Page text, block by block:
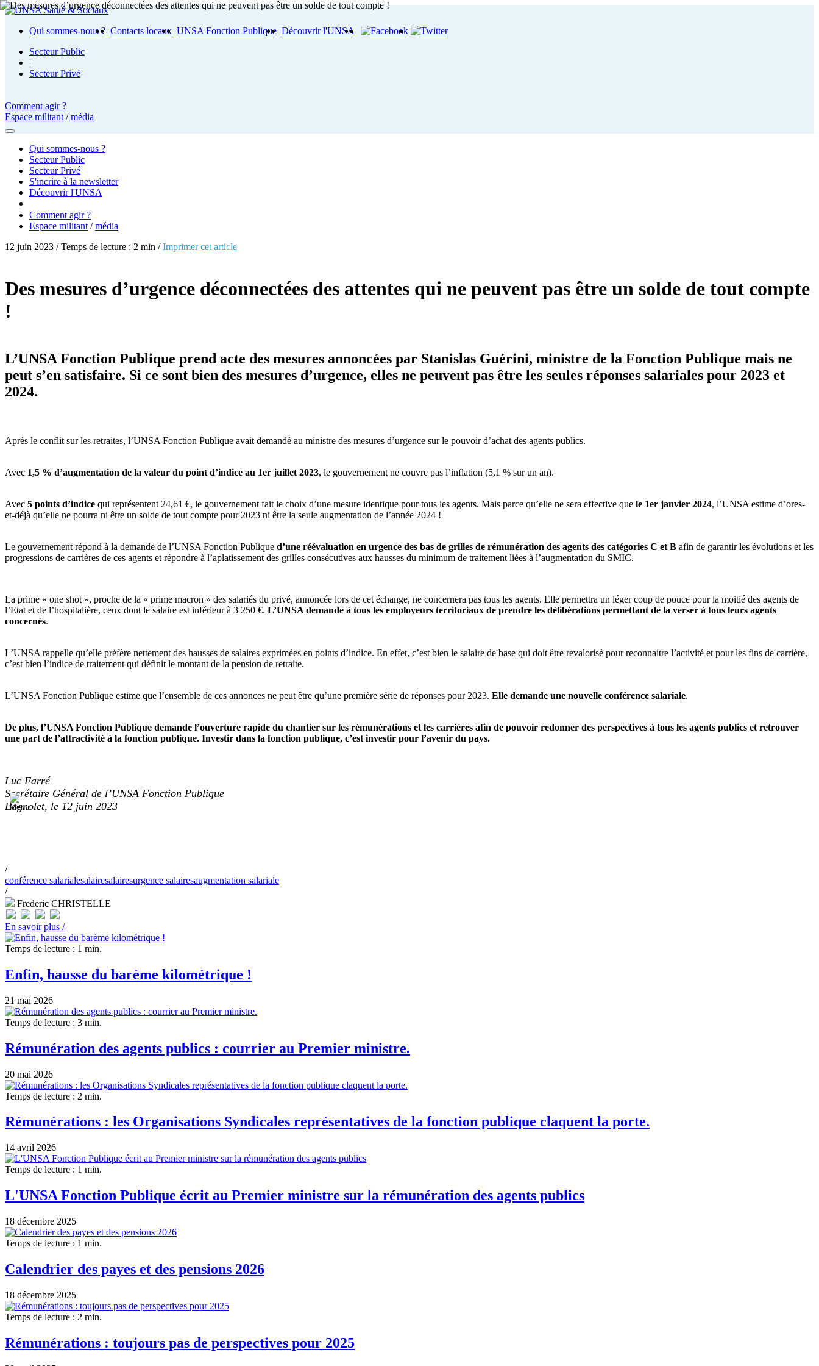
Qui sommes-nous ? Contacts locaux UNSA Fonction Publique Découvrir l'UNSA
Secteur Public
|
Secteur Privé
Comment agir ?
Espace militant /média
Qui sommes-nous ?
Secteur Public
Secteur Privé
S'incrire à la newsletter
Découvrir l'UNSA
Comment agir ?
Espace militant /média
12 juin 2023 / Temps de lecture : 2 min /Imprimer cet article
Des mesures d’urgence déconnectées des attentes qui ne peuvent pas être un solde de tout compte
!
L’UNSA Fonction Publique prend acte des mesures annoncées par Stanislas Guérini, ministre de la Fonction Publique mais ne
peut s’en satisfaire. Si ce sont bien des mesures d’urgence, elles ne peuvent pas être les seules réponses salariales pour 2023 et
2024.
Après le conflit sur les retraites, l’UNSA Fonction Publique avait demandé au ministre des mesures d’urgence sur le pouvoir d’achat des agents publics.
Avec 1,5 % d’augmentation de la valeur du point d’indice au 1er juillet 2023, le gouvernement ne couvre pas l’inflation (5,1 % sur un an).
Avec 5 points d’indice qui représentent 24,61 €, le gouvernement fait le choix d’une mesure identique pour tous les agents. Mais parce qu’elle ne sera effective que le 1er janvier 2024, l’UNSA estime d’ores-
et-déjà qu’elle ne pourra ni être un solde de tout compte pour 2023 ni être la seule augmentation de l’année 2024 !
Le gouvernement répond à la demande de l’UNSA Fonction Publique d’une réévaluation en urgence des bas de grilles de rémunération des agents des catégories C et B afin de garantir les évolutions et les
progressions de carrières de ces agents et répondre à l’aplatissement des grilles consécutives aux hausses du minimum de traitement liées à l’augmentation du SMIC.
La prime « one shot », proche de la « prime macron » des salariés du privé, annoncée lors de cet échange, ne concernera pas tous les agents. Elle permettra un léger coup de pouce pour la moitié des agents de
l’Etat et de l’hospitalière, ceux dont le salaire est inférieur à 3 250 €. L’UNSA demande à tous les employeurs territoriaux de prendre les délibérations permettant de la verser à tous leurs agents
concernés.
L’UNSA rappelle qu’elle préfère nettement des hausses de salaires exprimées en points d’indice. En effet, c’est bien le salaire de base qui doit être revalorisé pour reconnaitre l’activité et pour les fins de carrière,
c’est bien l’indice de traitement qui définit le montant de la pension de retraite.
L’UNSA Fonction Publique estime que l’ensemble de ces annonces ne peut être qu’une première série de réponses pour 2023. Elle demande une nouvelle conférence salariale.
De plus, l’UNSA Fonction Publique demande l’ouverture rapide du chantier sur les rémunérations et les carrières afin de pouvoir redonner des perspectives à tous les agents publics et retrouver
une part de l’attractivité à la fonction publique. Investir dans la fonction publique, c’est investir pour l’avenir du pays.
Luc Farré
Secrétaire Général de l’UNSA Fonction Publique
Bagnolet, le 12 juin 2023
/
conférence salarialesalairesalairesurgence salairesaugmentation salariale
/
Frederic CHRISTELLE
En savoir plus /
Temps de lecture : 1 min.
Enfin, hausse du barème kilométrique !
21 mai 2026
Temps de lecture : 3 min.
Rémunération des agents publics : courrier au Premier ministre.
20 mai 2026
Temps de lecture : 2 min.
Rémunérations : les Organisations Syndicales représentatives de la fonction publique claquent la porte.
14 avril 2026
Temps de lecture : 1 min.
L'UNSA Fonction Publique écrit au Premier ministre sur la rémunération des agents publics
18 décembre 2025
Temps de lecture : 1 min.
Calendrier des payes et des pensions 2026
18 décembre 2025
Temps de lecture : 2 min.
Rémunérations : toujours pas de perspectives pour 2025